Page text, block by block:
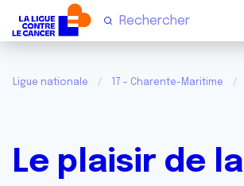
Ligue nationale 17 - Charente-Maritime
Le plaisir de la